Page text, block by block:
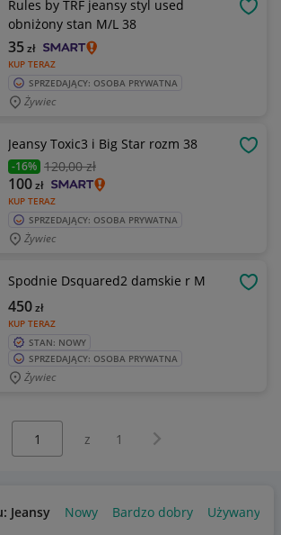
Rules by TRF jeansy styl used
obniżony stan M/L 38
KUP TERAZ
35zł
SPRZEDAJĄCY: OSOBA PRYWATNA
Żywiec
Jeansy Toxic3 i Big Star rozm 38
-16% 120,00 zł
KUP TERAZ
100zł
SPRZEDAJĄCY: OSOBA PRYWATNA
Żywiec
Spodnie Dsquared2 damskie r M
KUP TERAZ
450zł
STAN: NOWY
SPRZEDAJĄCY: OSOBA PRYWATNA
Żywiec
z 1 Następna strona
Jeansy Nowy Bardzo dobry Używany